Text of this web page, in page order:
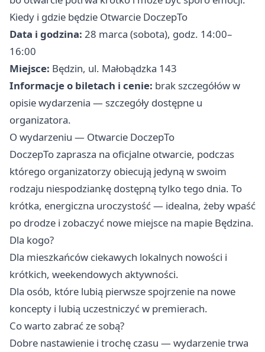
Kiedy i gdzie będzie Otwarcie DoczepTo
Data i godzina: 28 marca (sobota), godz. 14:00–
16:00
Miejsce: Będzin, ul. Małobądzka 143
Informacje o biletach i cenie: brak szczegółów w
opisie wydarzenia — szczegóły dostępne u
organizatora.
O wydarzeniu — Otwarcie DoczepTo
DoczepTo zaprasza na oficjalne otwarcie, podczas
którego organizatorzy obiecują jedyną w swoim
rodzaju niespodziankę dostępną tylko tego dnia. To
krótka, energiczna uroczystość — idealna, żeby wpaść
po drodze i zobaczyć nowe miejsce na mapie Będzina.
Dla kogo?
Dla mieszkańców ciekawych lokalnych nowości i
krótkich, weekendowych aktywności.
Dla osób, które lubią pierwsze spojrzenie na nowe
koncepty i lubią uczestniczyć w premierach.
Co warto zabrać ze sobą?
Dobre nastawienie i trochę czasu — wydarzenie trwa